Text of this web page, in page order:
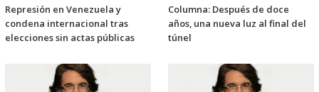
Represión en Venezuela y
condena internacional tras
elecciones sin actas públicas
Columna: Después de doce
años, una nueva luz al final del
túnel